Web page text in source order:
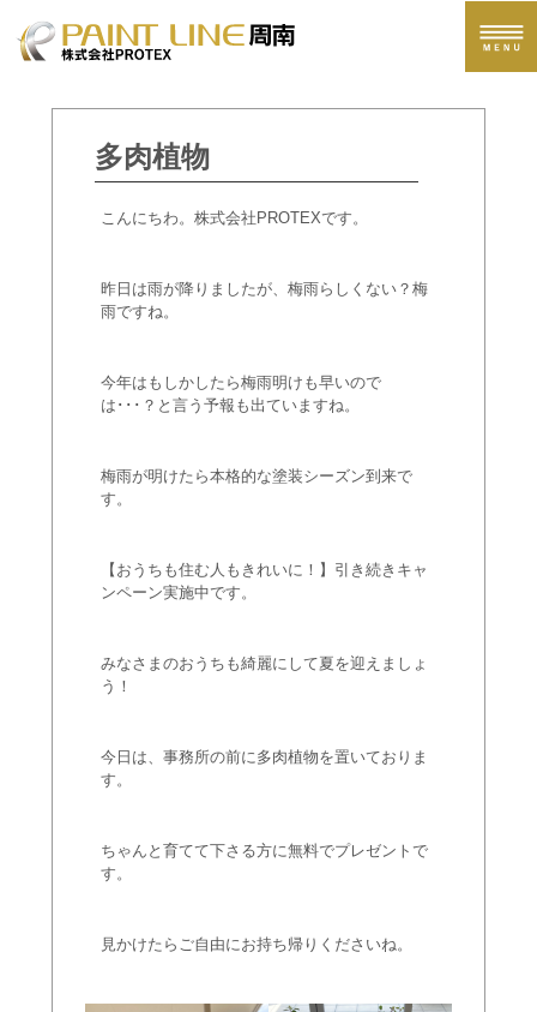
多肉植物
こんにちわ。株式会社PROTEXです。
昨日は雨が降りましたが、梅雨らしくない？梅
雨ですね。
今年はもしかしたら梅雨明けも早いので
は･･･？と言う予報も出ていますね。
梅雨が明けたら本格的な塗装シーズン到来で
す。
【おうちも住む人もきれいに！】引き続きキャ
ンペーン実施中です。
みなさまのおうちも綺麗にして夏を迎えましょ
う！
今日は、事務所の前に多肉植物を置いておりま
す。
ちゃんと育てて下さる方に無料でプレゼントで
す。
見かけたらご自由にお持ち帰りくださいね。